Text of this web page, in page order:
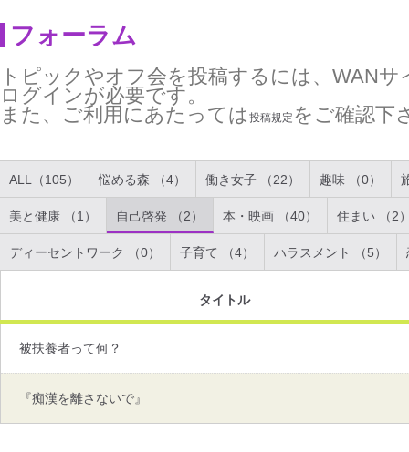
フォーラム
トピックやオフ会を投稿するには、WAN
ログインが必要です。
また、ご利用にあたっては 投稿規定 をご確認下
ALL（105） 悩める森 （4） 働き女子 （22） 趣味 （0）
美と健康 （1） 自己啓発 （2） 本・映画 （40） 住まい （2
ディーセントワーク （0） 子育て （4） ハラスメント （5）
タイトル
被扶養者って何？
『痴漢を離さないで』